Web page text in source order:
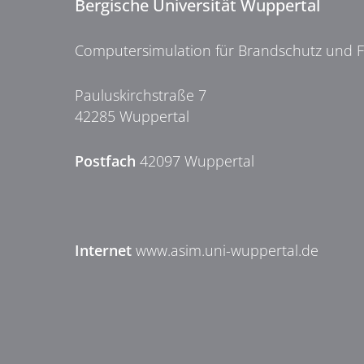
Bergische Universität Wuppertal
Computersimulation für Brandschutz und
Pauluskirchstraße 7
42285 Wuppertal
Postfach 42097 Wuppertal
Internet www.asim.uni-wuppertal.de